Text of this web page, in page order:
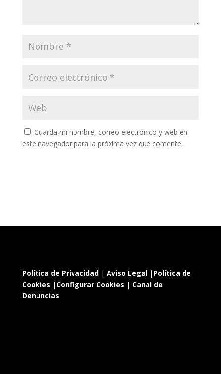
Guarda mi nombre, correo electrónico y web en
este navegador para la próxima vez que comente.
Política de Privacidad| Aviso Legal| Política de
Cookies | Configurar Cookies | Canal de
Denuncias